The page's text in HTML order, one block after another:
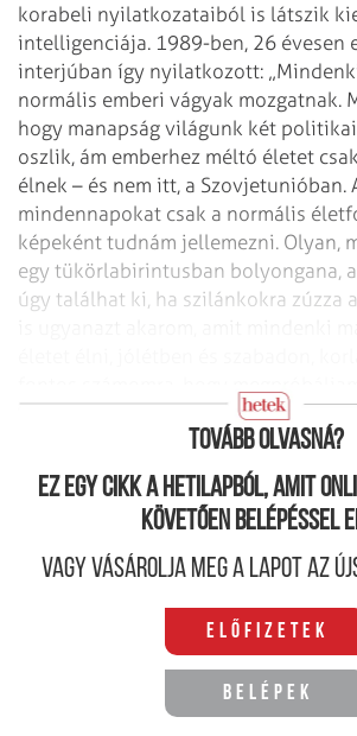
korabeli nyilatkozataiból is látszik
intelligenciája. 1989-ben, 26 évesen
interjúban így nyilatkozott:
normális emberi vágyak mozgatnak.
hogy manapság világunk két
oszlik, ám emberhez méltó életet
élnek – és nem itt, a Szovjetunióban.
mindennapokat csak a normális
képeként tudnám jellemezni. Olyan,
egy tükörlabirintusban bolyongana,
úgy találhat ki, ha szilánkokra zúzza
honfitársaimnak a normális életet. A
Tovább olvasná?
Ez egy cikk a hetilapból, amit
követően belépéssel
Vagy vásárolja meg a lapot az
Előfizetek
Belépek